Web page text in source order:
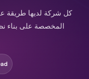
كل شركة لديها طريقة
المخصصة على بناء